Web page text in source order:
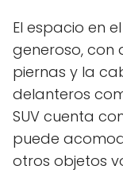
El espacio en
generoso, con
piernas y la
delanteros
SUV cuenta
puede
otros objetos